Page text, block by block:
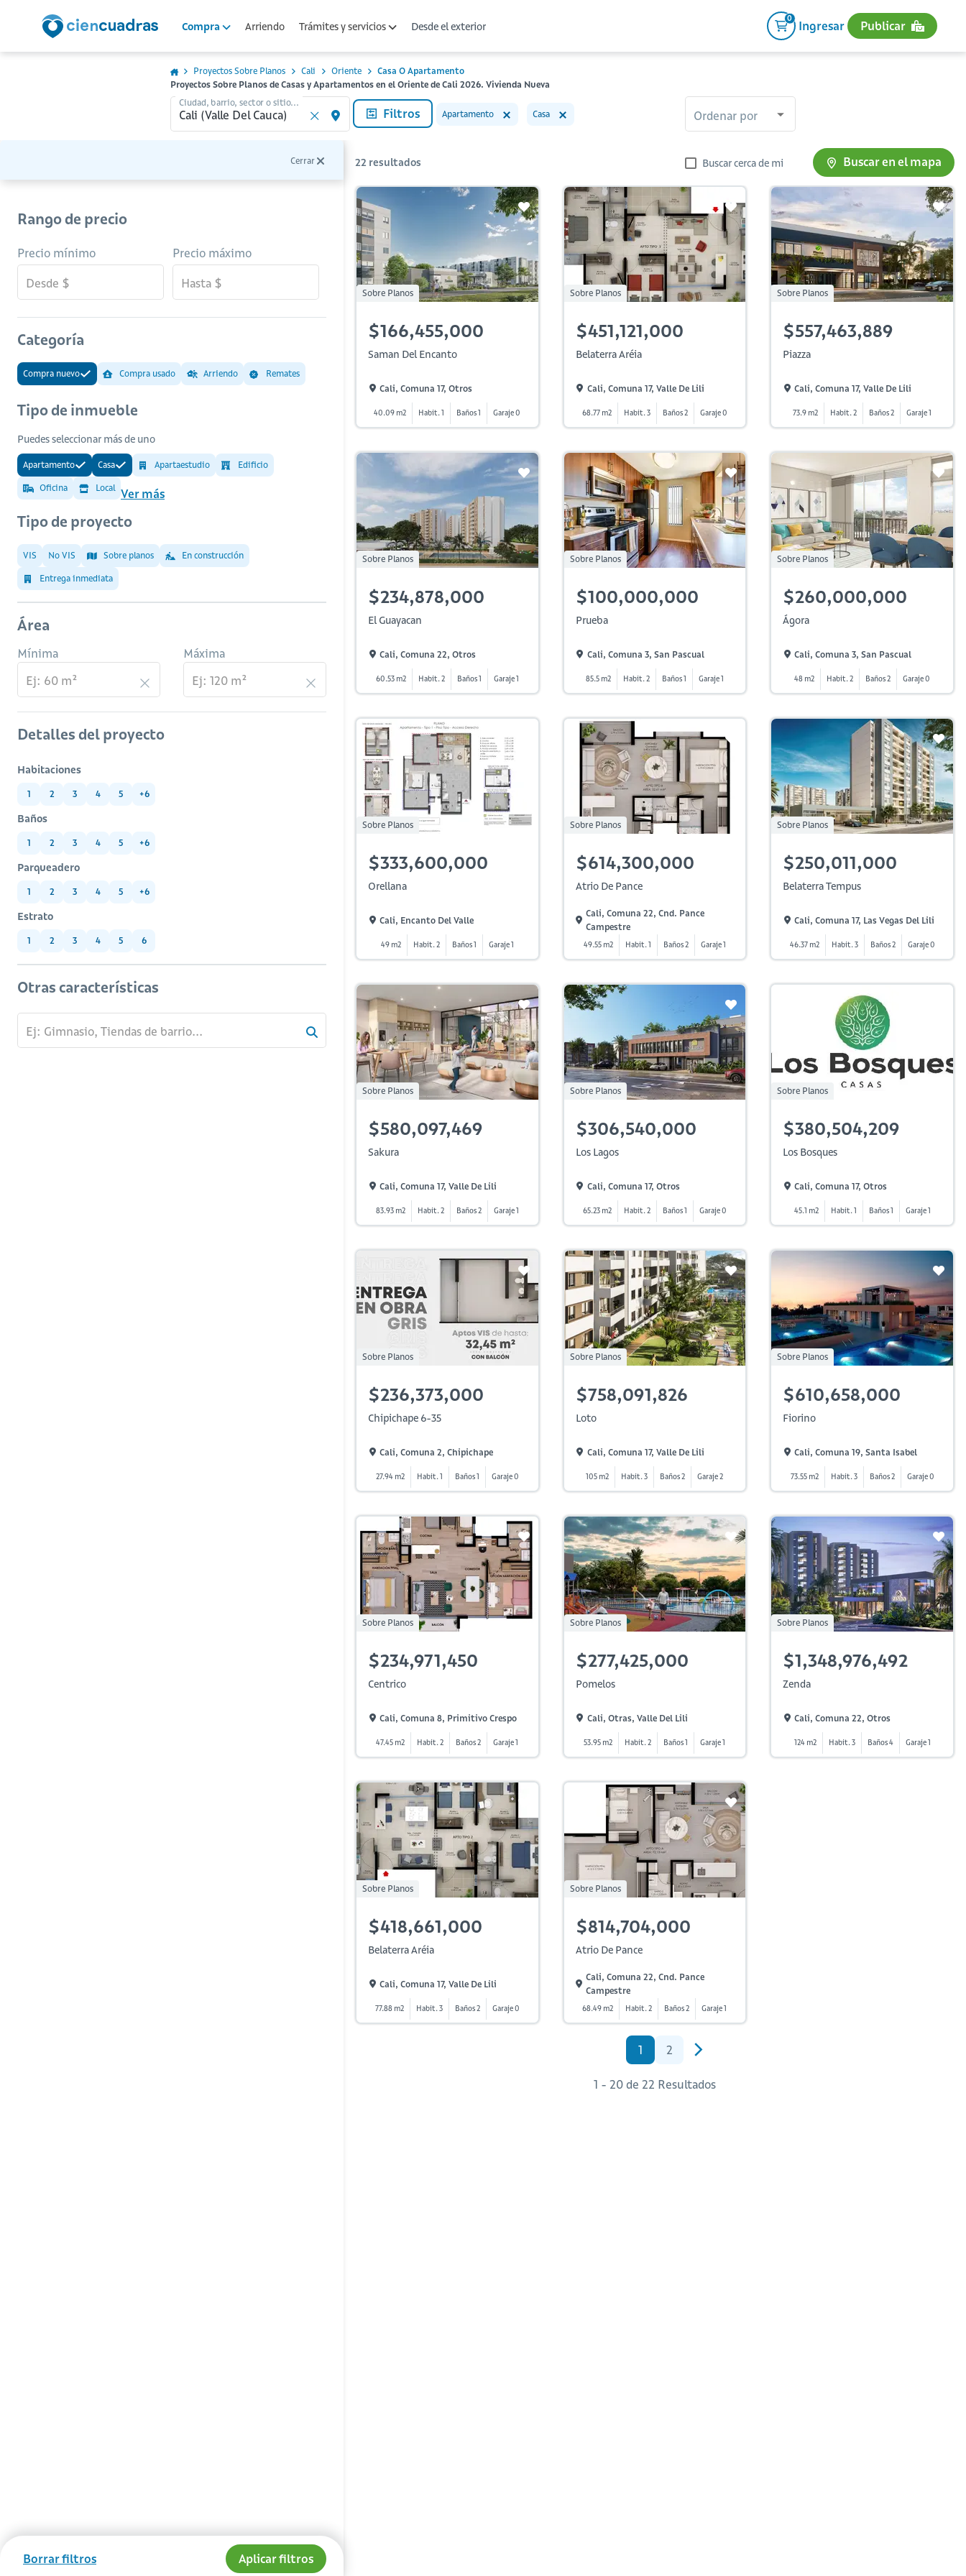
Compra Arriendo Trámites y servicios Desde el exterior
0
Ingresar Publicar
Proyectos Sobre Planos Cali Oriente
Casa O Apartamento
Proyectos Sobre Planos de Casas y Apartamentos en el Oriente de Cali 2026. Vivienda Nueva
Ciudad, barrio, sector o sitio...
Filtros Apartamento Casa Ordenar por
Cerrar
Rango de precio
Precio mínimo Precio máximo
Categoría
Compra nuevo Compra usado Arriendo Remates
Tipo de inmueble
Puedes seleccionar más de uno
Apartamento Casa Apartaestudio Edificio
Oficina Local Ver más
Tipo de proyecto
VIS No VIS Sobre planos En construcción
Entrega inmediata
Área
Mínima Máxima
Detalles del proyecto
Habitaciones
1 2 3 4 5 +6
Baños
1 2 3 4 5 +6
Parqueadero
1 2 3 4 5 +6
Estrato
1 2 3 4 5 6
Otras características
Borrar filtros Aplicar filtros
22 resultados Buscar cerca de mi Buscar en el mapa
Sobre Planos
$166,455,000
Saman Del Encanto
Cali, Comuna 17, Otros
40.09 m2 Habit. 1 Baños 1 Garaje 0
Sobre Planos
$451,121,000
Belaterra Aréia
Cali, Comuna 17, Valle De Lili
68.77 m2 Habit. 3 Baños 2 Garaje 0
Sobre Planos
$557,463,889
Piazza
Cali, Comuna 17, Valle De Lili
73.9 m2 Habit. 2 Baños 2 Garaje 1
Sobre Planos
$234,878,000
El Guayacan
Cali, Comuna 22, Otros
60.53 m2 Habit. 2 Baños 1 Garaje 1
Sobre Planos
$100,000,000
Prueba
Cali, Comuna 3, San Pascual
85.5 m2 Habit. 2 Baños 1 Garaje 1
Sobre Planos
$260,000,000
Ágora
Cali, Comuna 3, San Pascual
48 m2 Habit. 2 Baños 2 Garaje 0
Sobre Planos
$333,600,000
Orellana
Cali, Encanto Del Valle
49 m2 Habit. 2 Baños 1 Garaje 1
Sobre Planos
$614,300,000
Atrio De Pance
Cali, Comuna 22, Cnd. Pance
Campestre
49.55 m2 Habit. 1 Baños 2 Garaje 1
Sobre Planos
$250,011,000
Belaterra Tempus
Cali, Comuna 17, Las Vegas Del Lili
46.37 m2 Habit. 3 Baños 2 Garaje 0
Sobre Planos
$580,097,469
Sakura
Cali, Comuna 17, Valle De Lili
83.93 m2 Habit. 2 Baños 2 Garaje 1
Sobre Planos
$306,540,000
Los Lagos
Cali, Comuna 17, Otros
65.23 m2 Habit. 2 Baños 1 Garaje 0
Sobre Planos
$380,504,209
Los Bosques
Cali, Comuna 17, Otros
45.1 m2 Habit. 1 Baños 1 Garaje 1
Sobre Planos
$236,373,000
Chipichape 6-35
Cali, Comuna 2, Chipichape
27.94 m2 Habit. 1 Baños 1 Garaje 0
Sobre Planos
$758,091,826
Loto
Cali, Comuna 17, Valle De Lili
105 m2 Habit. 3 Baños 2 Garaje 2
Sobre Planos
$610,658,000
Fiorino
Cali, Comuna 19, Santa Isabel
73.55 m2 Habit. 3 Baños 2 Garaje 0
Sobre Planos
$234,971,450
Centrico
Cali, Comuna 8, Primitivo Crespo
47.45 m2 Habit. 2 Baños 2 Garaje 1
Sobre Planos
$277,425,000
Pomelos
Cali, Otras, Valle Del Lili
53.95 m2 Habit. 2 Baños 1 Garaje 1
Sobre Planos
$1,348,976,492
Zenda
Cali, Comuna 22, Otros
124 m2 Habit. 3 Baños 4 Garaje 1
Sobre Planos
$418,661,000
Belaterra Aréia
Cali, Comuna 17, Valle De Lili
77.88 m2 Habit. 3 Baños 2 Garaje 0
Sobre Planos
$814,704,000
Atrio De Pance
Cali, Comuna 22, Cnd. Pance
Campestre
68.49 m2 Habit. 2 Baños 2 Garaje 1
1 2
1 - 20 de 22 Resultados